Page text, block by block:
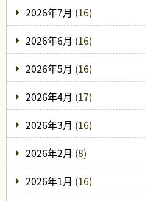
2026年7月 (16)
2026年6月 (16)
2026年5月 (16)
2026年4月 (17)
2026年3月 (16)
2026年2月 (8)
2026年1月 (16)